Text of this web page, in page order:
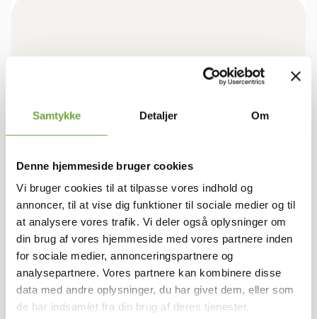
Samtykke Detaljer Om
Denne hjemmeside bruger cookies
Vi bruger cookies til at tilpasse vores indhold og
annoncer, til at vise dig funktioner til sociale medier og til
at analysere vores trafik. Vi deler også oplysninger om
din brug af vores hjemmeside med vores partnere inden
for sociale medier, annonceringspartnere og
analysepartnere. Vores partnere kan kombinere disse
data med andre oplysninger, du har givet dem, eller som
de har indsamlet fra din brug af deres tjenester.
Rum/vær.
Stuer
Antal plan
4
Leje pr. måned
A conto varme
A conto vand
I alt pr. md
13.750 kr.
Afregnes separat
Afregnes separat
13.750 kr.